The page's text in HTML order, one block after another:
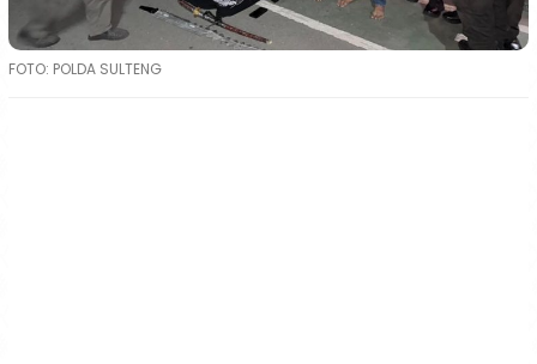
FOTO: POLDA SULTENG